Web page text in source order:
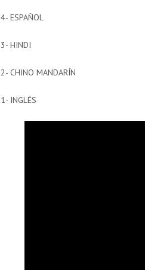
4- ESPAÑOL
3- HINDI
2- CHINO MANDARÍN
1- INGLÉS